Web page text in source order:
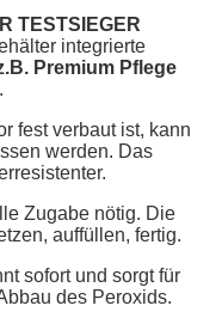
TESTSIEGER
integrierte
Premium Pflege
fest verbaut ist, kann
werden. Das
Zugabe nötig. Die
auffüllen, fertig.
sofort und sorgt für
des Peroxids.